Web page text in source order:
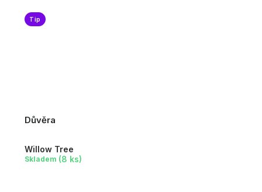
Důvěra
Tip
Willow Tree
Skladem (8 ks)